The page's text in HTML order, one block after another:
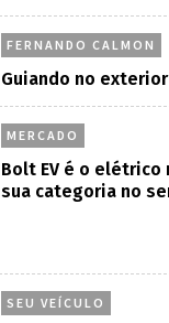
FERNANDO CALMON
Guiando no exterior
MERCADO
Bolt EV é o elétrico
sua categoria no
SEU VEÍCULO